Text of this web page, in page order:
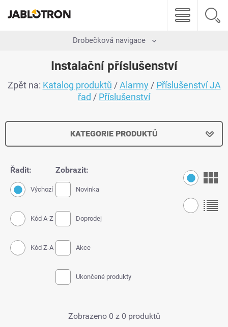
Drobečková navigace
Instalační příslušenství
Zpět na: Katalog produktů /Alarmy/ Příslušenství JA
řad / Příslušenství
KATEGORIE PRODUKTŮ
Řadit:
Výchozí
Kód A-Z
Kód Z-A
Zobrazit:
Novinka
Doprodej
Akce
Ukončené produkty
Zobrazeno 0 z 0 produktů